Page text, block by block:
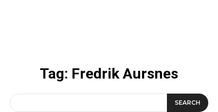
Tag: Fredrik Aursnes
SEARCH